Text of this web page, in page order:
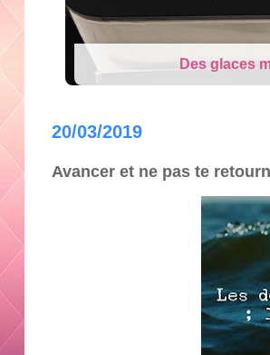
Cry Babies
20/03/2019
Avancer et ne pas te